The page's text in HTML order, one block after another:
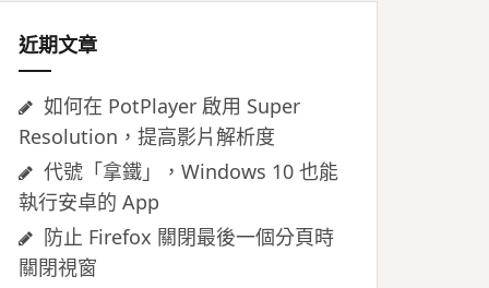
近期文章
如何在 PotPlayer 啟用 Super
Resolution，提高影片解析度
代號「拿鐵」，Windows 10 也能
執行安卓的 App
防止 Firefox 關閉最後一個分頁時
關閉視窗